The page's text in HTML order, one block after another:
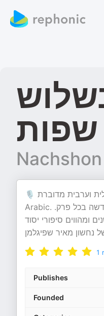
שפות
🎙️ סיפורי ילדים בעברית, אנגלית וערבית מדוברת. Hero’s Journey Tales for Children in Hebrew, English, and Levantine
Arabic. .حِكايات رِحلة البَطل: بالعربي، بالعِبري وبالإنجليزي .פלטפורמה לילדים שנהנים מסיפורים ולומדים שפה חדשה בכל פרק
ומהווים סיפורי יסוד
נחשון מאיר שפיגלמן
1
Publishes
Founded